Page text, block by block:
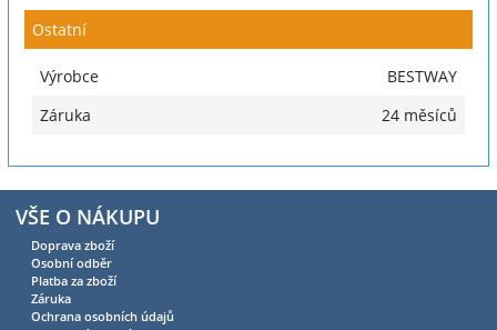
Ostatní
Výrobce
BESTWAY
Záruka
24 měsíců
VŠE O NÁKUPU
Doprava zboží
Osobní odběr
Platba za zboží
Záruka
Ochrana osobních údajů